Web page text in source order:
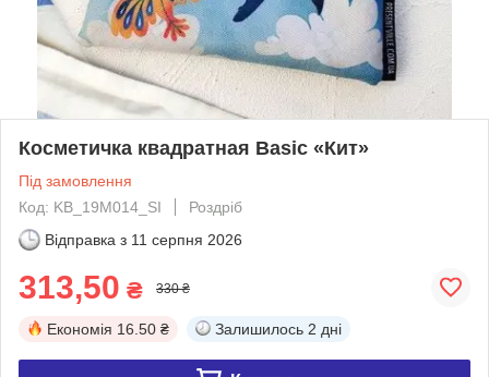
Косметичка квадратная Basic «Кит»
Під замовлення
Код: KB_19M014_SI
Роздріб
Відправка з 11 серпня 2026
313,50 ₴ 330 ₴
Економія 16.50 ₴ Залишилось 2 дні